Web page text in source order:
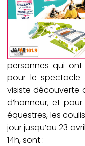
personnes qui
pour le spectacle
visiste découverte
d’honneur, et pour
équestres, les
jour jusqu’au 23
14h, sont :